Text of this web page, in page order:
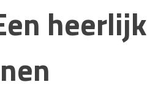
heerlijk